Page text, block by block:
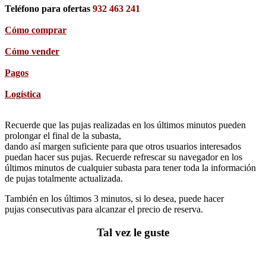
Teléfono para ofertas 932 463 241
Cómo comprar
Cómo vender
Pagos
Logística
Recuerde que las pujas realizadas en los últimos minutos pueden
prolongar el final de la subasta,
dando así margen suficiente para que otros usuarios interesados
puedan hacer sus pujas. Recuerde refrescar su navegador en los
últimos minutos de cualquier subasta para tener toda la información
de pujas totalmente actualizada.
También en los últimos 3 minutos, si lo desea, puede hacer
pujas consecutivas para alcanzar el precio de reserva.
Tal vez le guste